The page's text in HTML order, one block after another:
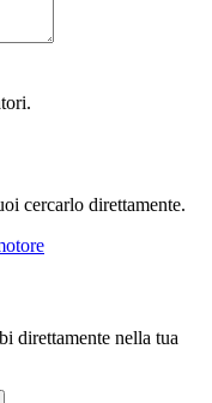
cercarlo direttamente.
direttamente nella tua